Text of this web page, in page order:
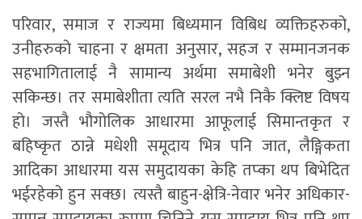
परिवार, समाज र राज्यमा बिध्यमान विबिध व्यक्तिहरुको,
उनीहरुको चाहना र क्षमता अनुसार, सहज र सम्मानजनक
सहभागितालाई नै सामान्य अर्थमा समाबेशी भनेर बुझ्न
सकिन्छ। तर समाबेशीता त्यति सरल नभै निकै क्लिष्ट विषय
हो। जस्तै भौगोलिक आधारमा आफूलाई सिमान्तकृत र
बहिष्कृत ठान्ने मधेशी समूदाय भित्र पनि जात, लैङ्गिकता
आदिका आधारमा यस समुदायका केहि तप्का थप बिभेदित
भईरहेको हुन सक्छ। त्यस्तै बाहुन-क्षेत्रि-नेवार भनेर अधिकार-